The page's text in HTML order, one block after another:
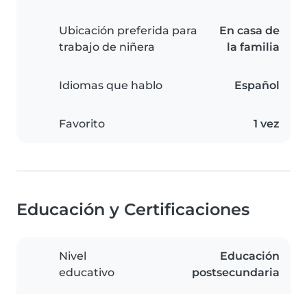
Ubicación preferida para
trabajo de niñera
En casa de
la familia
Idiomas que hablo Español
Favorito 1 vez
Educación y Certificaciones
Nivel
educativo
Educación
postsecundaria